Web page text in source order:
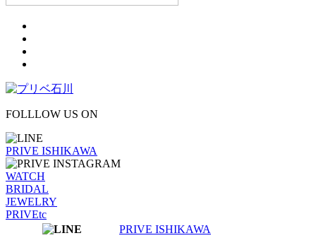
FOLLLOW US ON
PRIVE ISHIKAWA
WATCH
BRIDAL
JEWELRY
PRIVEtc
PRIVE ISHIKAWA